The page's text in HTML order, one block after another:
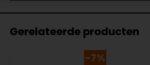
Gerelateerde producten
-7%